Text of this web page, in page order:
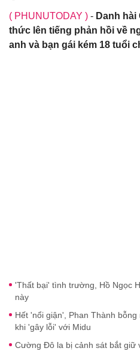
( PHUNUTODAY ) - Danh
thức lên tiếng phản hồi về
anh và bạn gái kém 18 tuổi
'Thất bại' tình trường, Hồ Ngọc
này
Hết 'nổi giận', Phan Thành
khi 'gây lỗi' với Midu
Cường Đô la bị cảnh sát bắt giữ